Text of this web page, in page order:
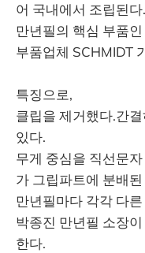
어 국내에서 조립된다.
만년필의 핵심 부품
부품업체 SCHMIDT
특징으로,
클립을 제거했다.간
있다.
무게 중심을 직선문
가 그립파트에 분배
만년필마다 각각 다
박종진 만년필 소장
한다.